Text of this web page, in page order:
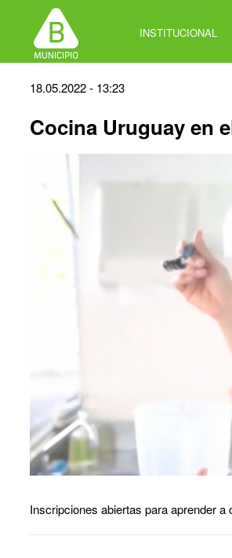
INSTITUCIONAL
Back
top
18.05.2022 - 13:23
Cocina Uruguay en
Inscripciones abiertas para aprender